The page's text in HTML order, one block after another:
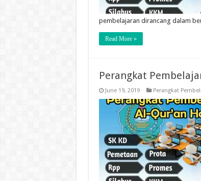
pembelajaran dirancang dalam
Read More »
Perangkat
June 19, 2019 Perangkat